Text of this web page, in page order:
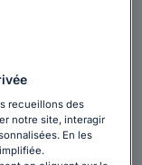
recueillons des
notre site, interagir
En les